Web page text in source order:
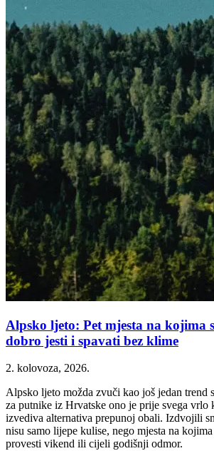
Alpsko ljeto: Pet mjesta na kojima
dobro jesti i spavati bez klime
2. kolovoza, 2026.
Alpsko ljeto možda zvuči kao još jedan trend
za putnike iz Hrvatske ono je prije svega vrlo
izvediva alternativa prepunoj obali. Izdvojili
nisu samo lijepe kulise, nego mjesta na kojima
provesti vikend ili cijeli godišnji odmor.